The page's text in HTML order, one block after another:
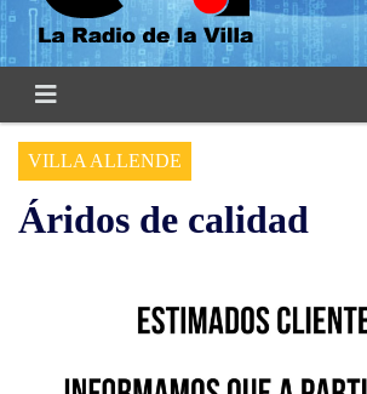
VILLA ALLENDE
Áridos de calidad